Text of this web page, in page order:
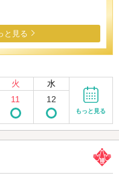
と見る
火 水
11 12
もっと見る